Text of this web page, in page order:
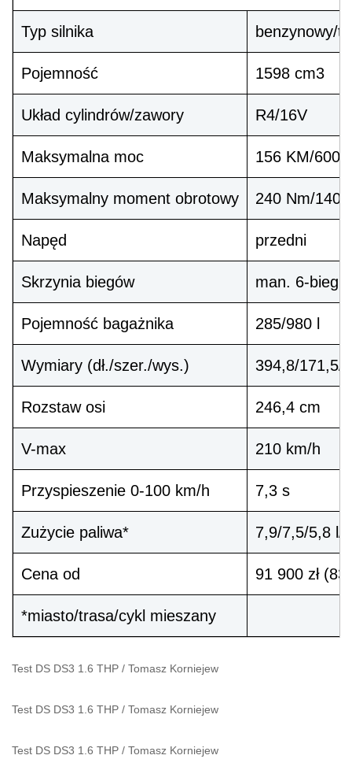
Typ silnika benzynowy/
Pojemność 1598 cm3
Układ cylindrów/zawory R4/16V
Maksymalna moc 156 KM/
Maksymalny moment obrotowy 240 Nm/
Napęd przedni
Skrzynia biegów man. 6-bieg.
Pojemność bagażnika 285/980 l
Wymiary (dł./szer./wys.) 394,8/171,5/
Rozstaw osi 246,4 cm
V-max 210 km/h
Przyspieszenie 0-100 km/h 7,3 s
Zużycie paliwa* 7,9/7,5/5,8 l/
Cena od 91 900 zł
*miasto/trasa/cykl mieszany
Test DS DS3 1.6 THP / Tomasz Korniejew
Test DS DS3 1.6 THP / Tomasz Korniejew
Test DS DS3 1.6 THP / Tomasz Korniejew